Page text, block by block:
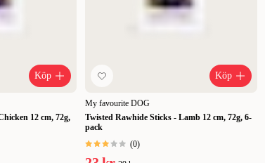
Köp
12 cm, 72g,
Köp
My favourite DOG
Twisted Rawhide Sticks - Lamb 12 cm, 72g, 6-
pack
(0)